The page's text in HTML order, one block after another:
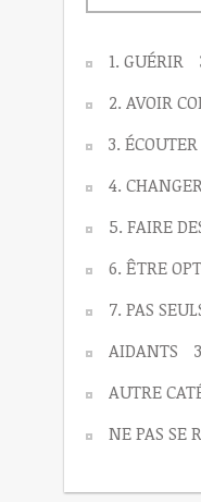
1. GUÉRIR
2. AVOIR
3.
4.
5. FAIRE
6. ÊTRE
7. PAS
AIDANTS
AUTRE
NE PAS SE